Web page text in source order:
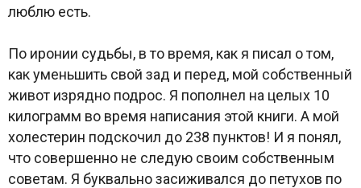
люблю есть.
По иронии судьбы, в то время, как я писал о том,
как уменьшить свой зад и перед, мой собственный
живот изрядно подрос. Я пополнел на целых 10
килограмм во время написания этой книги. А мой
холестерин подскочил до 238 пунктов! И я понял,
что совершенно не следую своим собственным
советам. Я буквально засиживался до петухов по